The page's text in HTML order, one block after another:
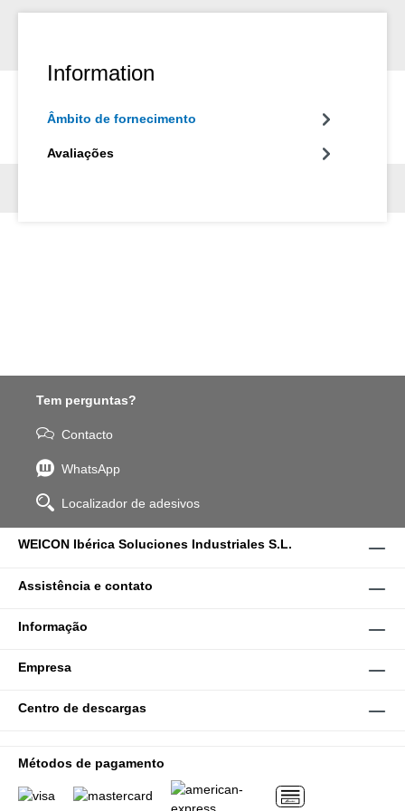
Information
Âmbito de fornecimento
Avaliações
Tem perguntas?
Contacto
WhatsApp
Localizador de adesivos
WEICON Ibérica Soluciones Industriales S.L.
Assistência e contato
Informação
Empresa
Centro de descargas
Métodos de pagamento